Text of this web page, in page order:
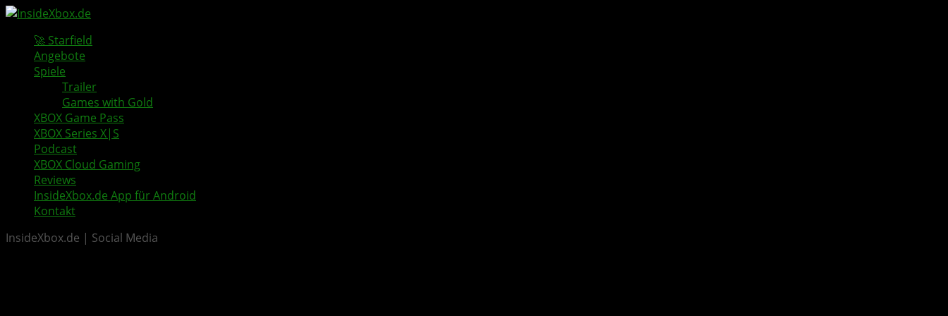
🚀 Starfield
Angebote
Spiele
Trailer
Games with Gold
XBOX Game Pass
XBOX Series X|S
Podcast
XBOX Cloud Gaming
Reviews
InsideXbox.de App für Android
Kontakt
InsideXbox.de | Social Media